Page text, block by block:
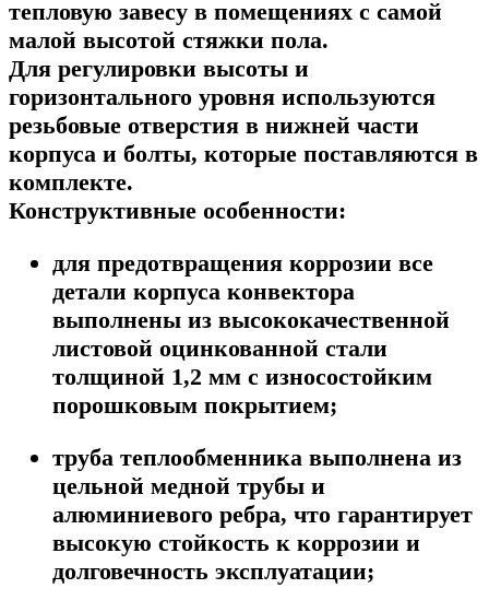
тепловую завесу в помещениях с самой
малой высотой стяжки пола.
Для регулировки высоты и
горизонтального уровня используются
резьбовые отверстия в нижней части
корпуса и болты, которые поставляются в
комплекте.
Конструктивные особенности:
для предотвращения коррозии все
детали корпуса конвектора
выполнены из высококачественной
листовой оцинкованной стали
толщиной 1,2 мм с износостойким
порошковым покрытием;
труба теплообменника выполнена из
цельной медной трубы и
алюминиевого ребра, что гарантирует
высокую стойкость к коррозии и
долговечность эксплуатации;